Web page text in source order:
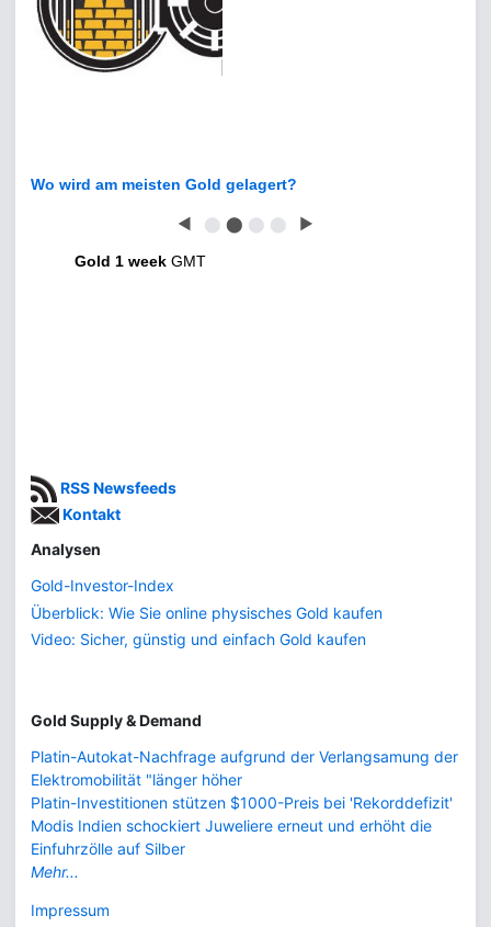
Wo wird am meisten Gold gelagert?
◀ ⬤ ⬤ ⬤ ⬤ ▶
Gold 1 week GMT
RSS Newsfeeds
Kontakt
Analysen
Gold-Investor-Index
Überblick: Wie Sie online physisches Gold kaufen
Video: Sicher, günstig und einfach Gold kaufen
Gold Supply & Demand
Platin-Autokat-Nachfrage aufgrund der Verlangsamung der
Elektromobilität "länger höher
Platin-Investitionen stützen $1000-Preis bei 'Rekorddefizit'
Modis Indien schockiert Juweliere erneut und erhöht die
Einfuhrzölle auf Silber
Mehr...
Impressum